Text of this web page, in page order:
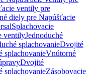
ventily pre
diely pre Napúšťacie
Splachovacie
ventilyJednoduché
splachovanieDvojité
splachovanieVnútorné
Dvojité
splachovanieZásobovacie